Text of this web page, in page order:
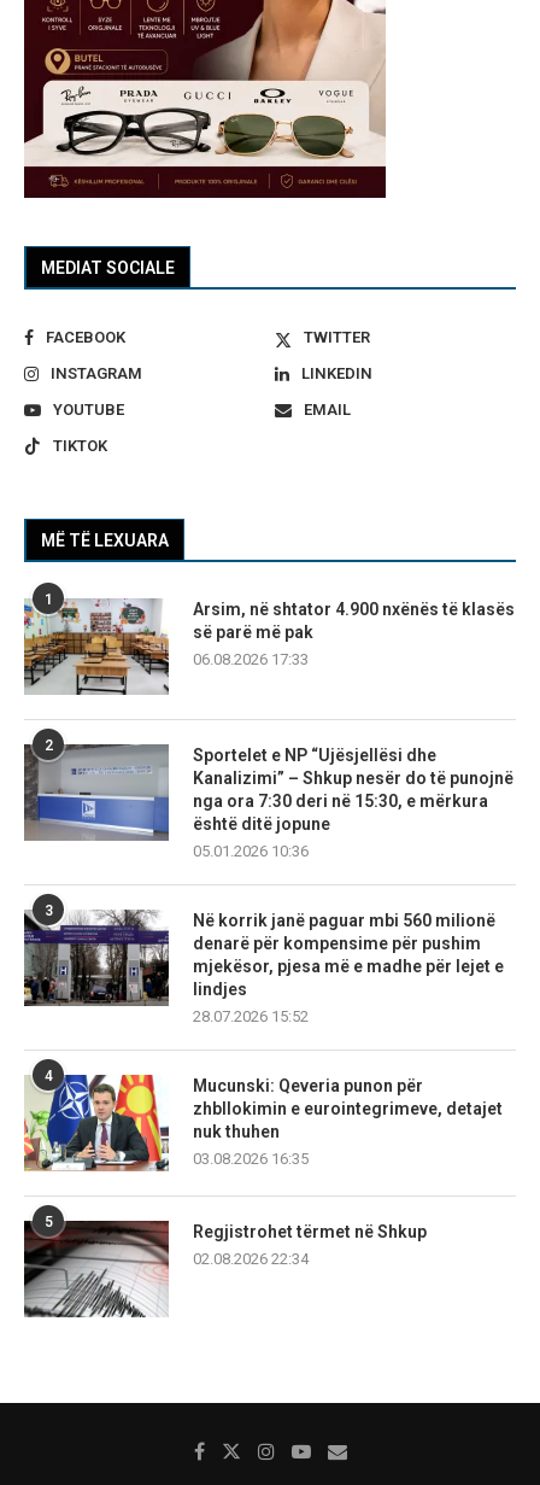
MEDIAT SOCIALE
FACEBOOK
TWITTER
INSTAGRAM
LINKEDIN
YOUTUBE
EMAIL
TIKTOK
MË TË LEXUARA
1
Arsim, në shtator 4.900 nxënës të klasës
së parë më pak
06.08.2026 17:33
2
Sportelet e NP “Ujësjellësi dhe
Kanalizimi” – Shkup nesër do të punojnë
nga ora 7:30 deri në 15:30, e mërkura
është ditë jopune
05.01.2026 10:36
3
Në korrik janë paguar mbi 560 milionë
denarë për kompensime për pushim
mjekësor, pjesa më e madhe për lejet e
lindjes
28.07.2026 15:52
4
Mucunski: Qeveria punon për
zhbllokimin e eurointegrimeve, detajet
nuk thuhen
03.08.2026 16:35
5
Regjistrohet tërmet në Shkup
02.08.2026 22:34